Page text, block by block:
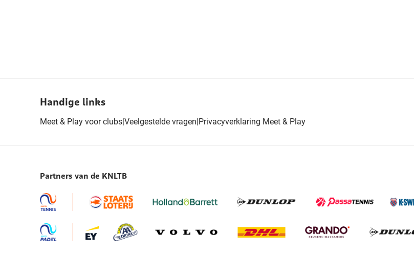
Handige links
Meet & Play voor clubs|Veelgestelde vragen|Privacyverklaring Meet & Play
Partners van de KNLTB